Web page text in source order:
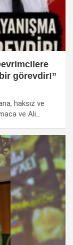
görevdir!”
haksız ve
ve Ali…